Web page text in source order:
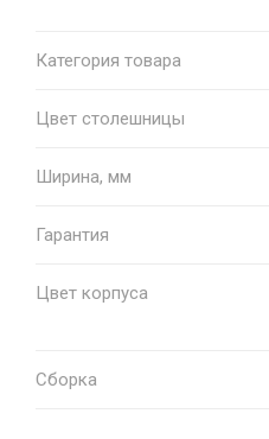
Категория товара
Цвет столешницы
Ширина, мм
Гарантия
Цвет корпуса
Сборка